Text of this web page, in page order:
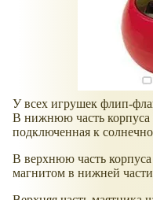
У всех игрушек флип-
В нижнюю часть корпуса
подключенная к
В верхнюю часть
магнитом в нижней